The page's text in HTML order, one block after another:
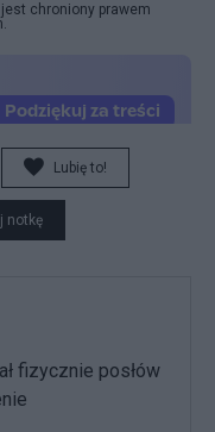
jest chroniony prawem
Lubię to!
notkę
fizycznie posłów